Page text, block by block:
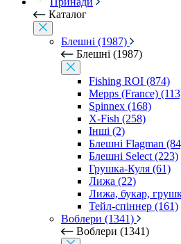
Каталог
Блешні (1987)
Блешні (1987)
Fishing ROI (874)
Mepps (France)
Spinnex (168)
X-Fish (258)
Інші (2)
Блешні Flagman
Блешні Select (223)
Грушка-Куля (61)
Лижа (22)
Лижа, букар,
Тейл-спіннер (161)
Воблери (1341)
Воблери (1341)